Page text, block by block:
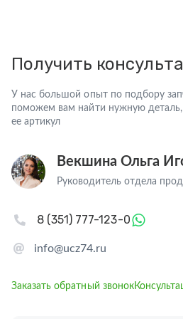
Получить
У нас большой опыт по подбору
поможем вам найти нужную
ее артикул
Векшина Ольга
Руководитель отдела
info@ucz74.ru
8 (351) 777-123-0
Заказать обратный звонок